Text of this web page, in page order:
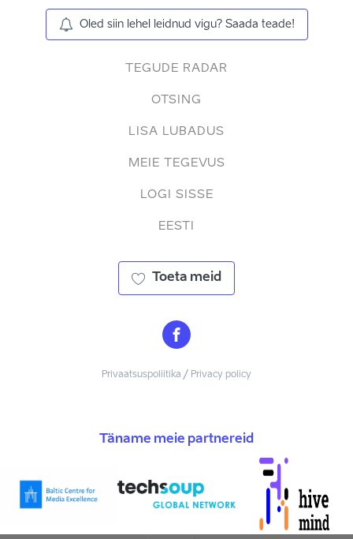
Oled siin lehel leidnud vigu? Saada teade!
TEGUDE RADAR
OTSING
LISA LUBADUS
MEIE TEGEVUS
LOGI SISSE
EESTI
Toeta meid
Privaatsuspoliitika / Privacy policy
Täname meie partnereid